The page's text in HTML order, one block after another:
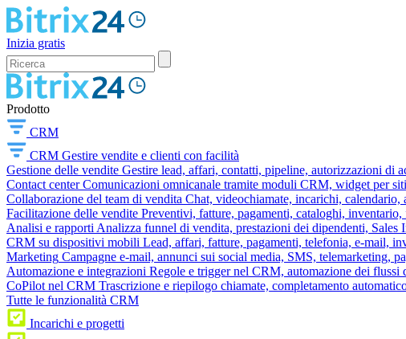
Inizia gratis
Prodotto
CRM
CRM Gestire vendite e clienti con facilità
Gestione delle vendite Gestire lead, affari, contatti, pipeline, autorizzazioni di
Contact center Comunicazioni omnicanale tramite moduli CRM, widget per
Collaborazione del team di vendita Chat, videochiamate, incarichi,
Facilitazione delle vendite Preventivi, fatture, pagamenti, cataloghi,
Analisi e rapporti Analizza funnel di vendita, prestazioni dei dipendenti, Sales
CRM su dispositivi mobili Lead, affari, fatture, pagamenti, telefonia, e-mail,
Marketing Campagne e-mail, annunci sui social media, SMS, telemarketing,
Automazione e integrazioni Regole e trigger nel CRM, automazione dei
CoPilot nel CRM Trascrizione e riepilogo chiamate, completamento
Tutte le funzionalità CRM
Incarichi e progetti